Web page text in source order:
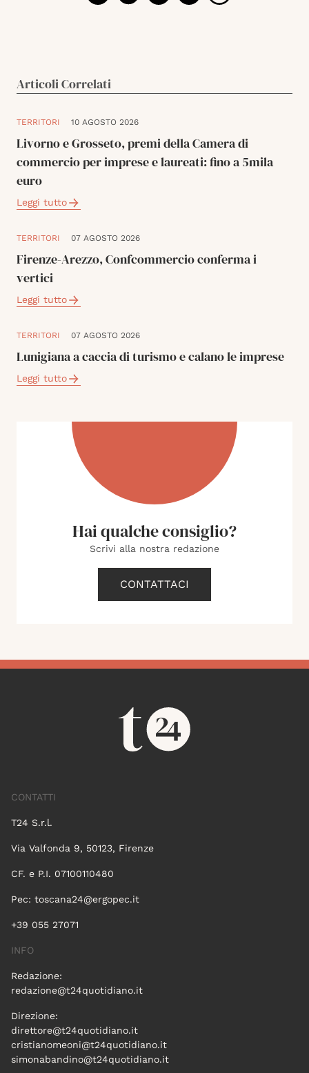
Articoli Correlati
TERRITORI 10 AGOSTO 2026
Livorno e Grosseto, premi della Camera di
commercio per imprese e laureati: fino a 5mila
euro
Leggi tutto
TERRITORI 07 AGOSTO 2026
Firenze-Arezzo, Confcommercio conferma i
vertici
Leggi tutto
TERRITORI 07 AGOSTO 2026
Lunigiana a caccia di turismo e calano le imprese
Leggi tutto
Hai qualche consiglio?
Scrivi alla nostra redazione
CONTATTACI
CONTATTI
T24 S.r.l.
Via Valfonda 9, 50123, Firenze
CF. e P.I. 07100110480
Pec: toscana24@ergopec.it
+39 055 27071
INFO
Redazione:
redazione@t24quotidiano.it
Direzione:
direttore@t24quotidiano.it
cristianomeoni@t24quotidiano.it
simonabandino@t24quotidiano.it